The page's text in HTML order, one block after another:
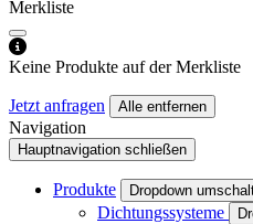
Merkliste
Keine Produkte auf der Merkliste
Jetzt anfragen Alle entfernen
Navigation
Hauptnavigation schließen
Produkte Dropdown
Dichtungssysteme